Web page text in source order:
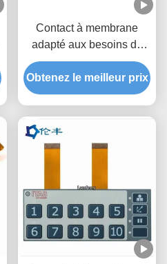
Contact à membrane
adapté aux besoins du
client parélectronique de
dôme en métal avec le
câble flexible
Obtenez le meilleur prix